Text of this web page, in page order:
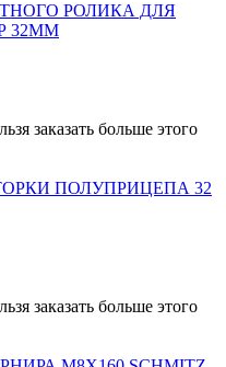
РОЛИКА ДЛЯ
32ММ
заказать больше этого
ПОЛУПРИЦЕПА 32
заказать больше этого